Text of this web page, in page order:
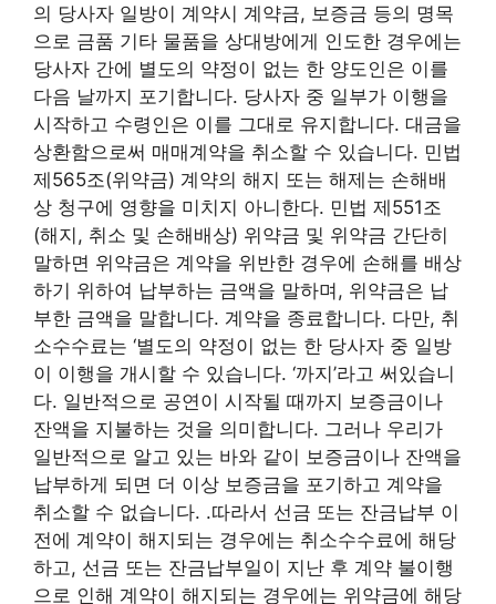
의 당사자 일방이 계약시 계약금, 보증금 등의 명목
으로 금품 기타 물품을 상대방에게 인도한 경우에는
당사자 간에 별도의 약정이 없는 한 양도인은 이를
다음 날까지 포기합니다. 당사자 중 일부가 이행을
시작하고 수령인은 이를 그대로 유지합니다. 대금을
상환함으로써 매매계약을 취소할 수 있습니다. 민법
제565조(위약금) 계약의 해지 또는 해제는 손해배
상 청구에 영향을 미치지 아니한다. 민법 제551조
(해지, 취소 및 손해배상) 위약금 및 위약금 간단히
말하면 위약금은 계약을 위반한 경우에 손해를 배상
하기 위하여 납부하는 금액을 말하며, 위약금은 납
부한 금액을 말합니다. 계약을 종료합니다. 다만, 취
소수수료는 ‘별도의 약정이 없는 한 당사자 중 일방
이 이행을 개시할 수 있습니다. ‘까지’라고 써있습니
다. 일반적으로 공연이 시작될 때까지 보증금이나
잔액을 지불하는 것을 의미합니다. 그러나 우리가
일반적으로 알고 있는 바와 같이 보증금이나 잔액을
납부하게 되면 더 이상 보증금을 포기하고 계약을
취소할 수 없습니다. .따라서 선금 또는 잔금납부 이
전에 계약이 해지되는 경우에는 취소수수료에 해당
하고, 선금 또는 잔금납부일이 지난 후 계약 불이행
으로 인해 계약이 해지되는 경우에는 위약금에 해당